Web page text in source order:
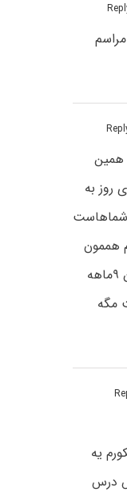
روز به
شماهاست
هممون
خسته شدیم از درس خوندن من ۹ماهه
مگه
یه
درس